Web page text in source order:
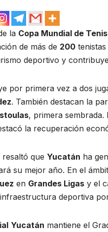
la Copa Mundial de Tenis
de más de 200
deportivo y
por primera vez a dos
. También destacan la
, primera
la recuperación
resaltó que Yucatán ha
su mejor año. En el
en Grandes Ligas y el
deportiva
Yucatán mantiene el